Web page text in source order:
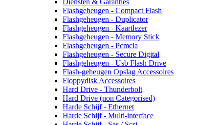
Flashgeheugen - Compact Flash
Flashgeheugen - Duplicator
Flashgeheugen - Kaartlezer
Flashgeheugen - Memory Stick
Flashgeheugen - Pcmcia
Flashgeheugen - Secure Digital
Flashgeheugen - Usb Flash Drive
Flash-geheugen Opslag Accessoires
Floppydisk Accessoires
Hard Drive - Thunderbolt
Hard Drive (non Categorised)
Harde Schijf - Ethernet
Harde Schijf - Multi-interface